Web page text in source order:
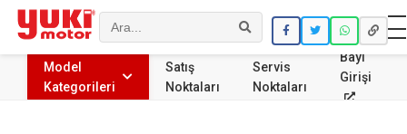
Ara
Model
Kategorileri
Satış
Noktaları
Servis
Noktaları
Bayi
Girişi